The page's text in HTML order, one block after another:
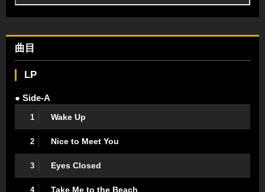
曲目
LP
● Side-A
1 Wake Up
2 Nice to Meet You
3 Eyes Closed
4 Take Me to the Beach